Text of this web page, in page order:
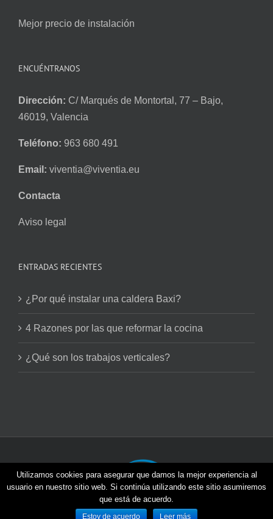
Mejor precio de instalación
ENCUÉNTRANOS
Dirección: C/ Marqués de Montortal, 77 – Bajo,
46019, Valencia
Teléfono: 963 680 491
Email: viventia@viventia.eu
Contacta
Aviso legal
ENTRADAS RECIENTES
¿Por qué instalar una caldera Baxi?
4 Razones por las que reformar la cocina
¿Qué son los trabajos verticales?
Viventia © 2026 | Todos los derechos reservados |
Utilizamos cookies para asegurar que damos la mejor experiencia al
usuario en nuestro sitio web. Si continúa utilizando este sitio asumiremos
que está de acuerdo.
Estoy de acuerdo Leer más